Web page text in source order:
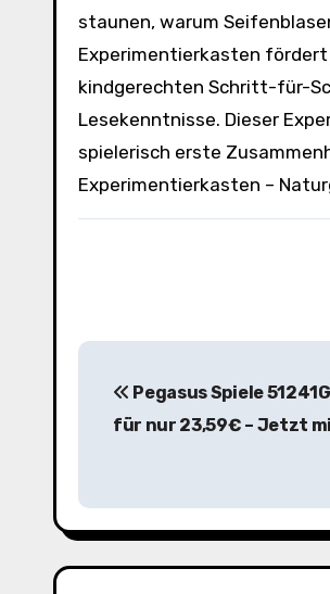
staunen, warum
Experimentierkasten fördert
kindgerechten Schritt-für-
Lesekenntnisse. Dieser
spielerisch erste
Experimentierkasten –
B
t
r
Pegasus Spiele
für nur 23,59€ – Jetzt